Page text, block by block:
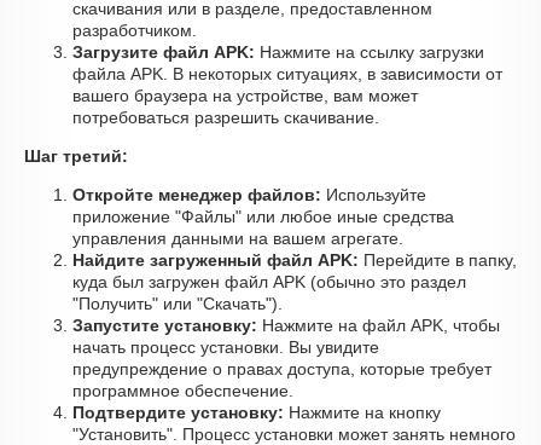
скачивания или в разделе, предоставленном
разработчиком.
Загрузите файл APK: Нажмите на ссылку загрузки
файла APK. В некоторых ситуациях, в зависимости от
вашего браузера на устройстве, вам может
потребоваться разрешить скачивание.
Шаг третий:
Откройте менеджер файлов: Используйте
приложение "Файлы" или любое иные средства
управления данными на вашем агрегате.
Найдите загруженный файл APK: Перейдите в папку,
куда был загружен файл APK (обычно это раздел
"Получить" или "Скачать").
Запустите установку: Нажмите на файл APK, чтобы
начать процесс установки. Вы увидите
предупреждение о правах доступа, которые требует
программное обеспечение.
Подтвердите установку: Нажмите на кнопку
"Установить". Процесс установки может занять немного